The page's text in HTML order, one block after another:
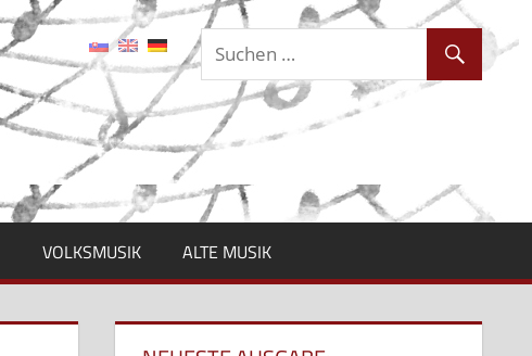
VOLKSMUSIK ALTE MUSIK